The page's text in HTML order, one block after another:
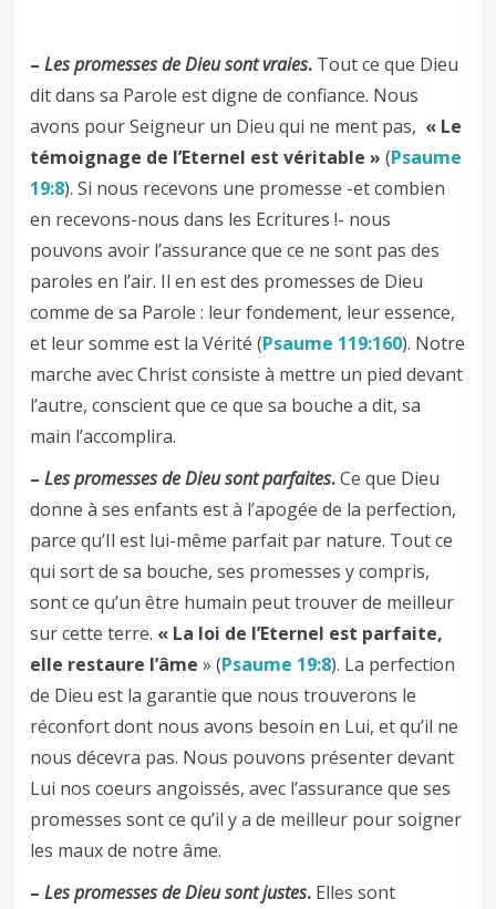
–Les promesses de Dieu sont vraies. Tout ce que Dieu
dit dans sa Parole est digne de confiance. Nous
avons pour Seigneur un Dieu qui ne ment pas, « Le
témoignage de l’Eternel est véritable » (Psaume
19:8). Si nous recevons une promesse -et combien
en recevons-nous dans les Ecritures !- nous
pouvons avoir l’assurance que ce ne sont pas des
paroles en l’air. Il en est des promesses de Dieu
comme de sa Parole : leur fondement, leur essence,
et leur somme est la Vérité (Psaume 119:160). Notre
marche avec Christ consiste à mettre un pied devant
l’autre, conscient que ce que sa bouche a dit, sa
main l’accomplira.
–Les promesses de Dieu sont parfaites.Ce que Dieu
donne à ses enfants est à l’apogée de la perfection,
parce qu’Il est lui-même parfait par nature. Tout ce
qui sort de sa bouche, ses promesses y compris,
sont ce qu’un être humain peut trouver de meilleur
sur cette terre. « La loi de l’Eternel est parfaite,
elle restaure l’âme » (Psaume 19:8). La perfection
de Dieu est la garantie que nous trouverons le
réconfort dont nous avons besoin en Lui, et qu’il ne
nous décevra pas. Nous pouvons présenter devant
Lui nos coeurs angoissés, avec l’assurance que ses
promesses sont ce qu’il y a de meilleur pour soigner
les maux de notre âme.
– Les promesses de Dieu sont justes. Elles sont